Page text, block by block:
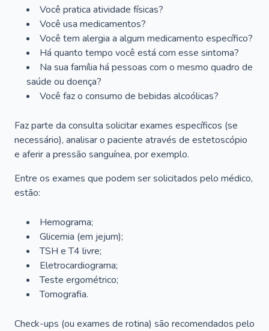
Você pratica atividade físicas?
Você usa medicamentos?
Você tem alergia a algum medicamento específico?
Há quanto tempo você está com esse sintoma?
Na sua família há pessoas com o mesmo quadro de
saúde ou doença?
Você faz o consumo de bebidas alcoólicas?
Faz parte da consulta solicitar exames específicos (se
necessário), analisar o paciente através de estetoscópio
e aferir a pressão sanguínea, por exemplo.
Entre os exames que podem ser solicitados pelo médico,
estão:
Hemograma;
Glicemia (em jejum);
TSH e T4 livre;
Eletrocardiograma;
Teste ergométrico;
Tomografia.
Check-ups (ou exames de rotina) são recomendados pelo